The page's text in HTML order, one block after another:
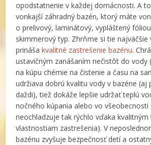
opodstatnenie v každej domácnosti. A
vonkajší záhradný bazén, ktorý máte
o prelivový, laminátový, vypláštený
skimmerový typ. Zhrňme si tie najväčšie
prinášakvalitné zastrešenie bazénu.
ustavičným zanášaním nečistôt do vody
na kúpu chémie na čistenie a času na
udržiava dobrú kvalitu vody v bazéne (aj
daždi), tiež dokáže lepšie udržať teplú
nočného kúpania alebo vo všeobecnosti
neochladzuje tak rýchlo vďaka
vlastnostiam zastrešenia). V
bazénu zvyšuje bezpečnosť detí a